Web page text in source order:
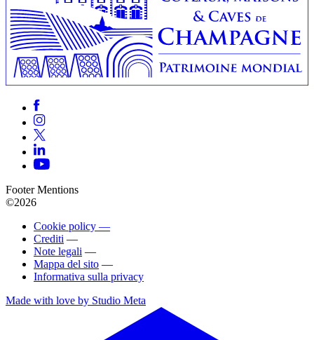
Footer Mentions
©2026
Cookie policy —
Crediti —
Note legali —
Mappa del sito —
Informativa sulla privacy
Made with love by Studio Meta